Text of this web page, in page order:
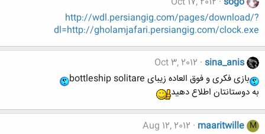
http://wdl.persiangig.com/pages/download/?
dl=http://gholamjafari.persiangig.com/clock.exe
sina_anis
Oct 3, 2012
بازی فکری و فوق العاده زیبای bottleship solitare
به دوستانتان اطلاع دهید
M
maaritwille
Aug 12, 2012